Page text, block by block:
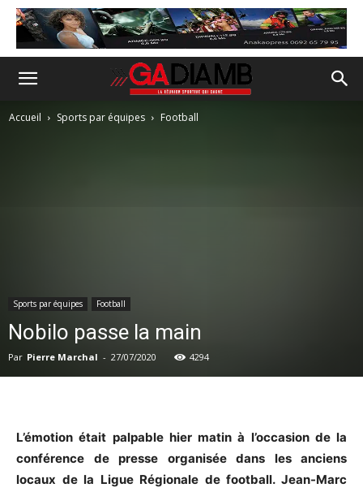
Accueil Sports par équipes Football
Sports par équipes Football
Nobilo passe la main
Par Pierre Marchal - 27/07/2020 4294
L’émotion était palpable hier matin à l’occasion de la
conférence de presse organisée dans les anciens
locaux de la Ligue Régionale de football. Jean-Marc